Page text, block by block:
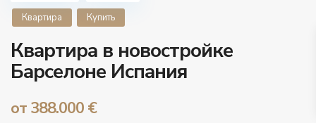
Квартира Купить
Квартира в новостройке
Барселоне Испания
от 388.000 €